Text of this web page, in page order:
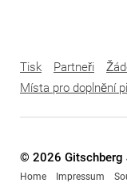
Tisk Partneři
Místa pro doplnění
© 2026 Gitschberg
Home Impressum